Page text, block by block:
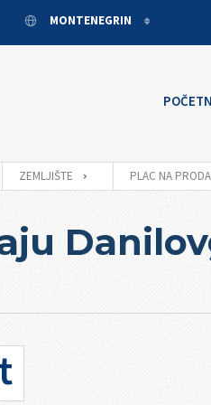
MONTENEGRIN
ENGLISH
ZEMLJIŠTE PLAC NA